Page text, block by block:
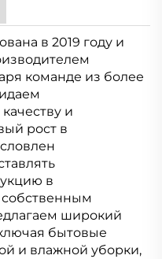
в 2019 году и
команде из более
и
рост в
в
широкий
бытовые
и влажной уборки,